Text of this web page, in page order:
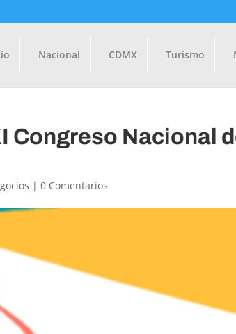
Nacional CDMX Turismo
Congreso Nacional
|0 Comentarios